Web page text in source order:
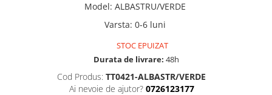
Chilotei de antrenament la olita
Model: ALBASTRU/VERDE
Varsta: 0-6 luni
STOC EPUIZAT
Durata de livrare: 48h
Cod Produs: TT0421-ALBASTR/VERDE
Ai nevoie de ajutor? 0726123177